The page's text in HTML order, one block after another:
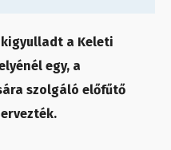
a Keleti
egy, a
szolgáló előfűtő